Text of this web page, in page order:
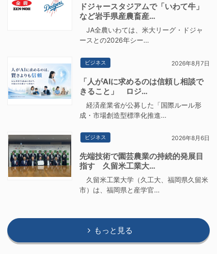
ドジャースタジアムで「いわて牛」
など岩手県産農畜産…
JA全農いわては、米大リーグ・ドジャ
ースとの2026年シー…
ビジネス 2026年8月7日
「人がAIに求めるのは信頼し相談で
きること」 ロジ…
経済産業省が公募した「国際ルール形
成・市場創造型標準化推進…
ビジネス 2026年8月6日
先端技術で園芸農業の持続的発展目
指す 久留米工業大…
久留米工業大学（久工大、福岡県久留米
市）は、福岡県と産学官…
もっと見る